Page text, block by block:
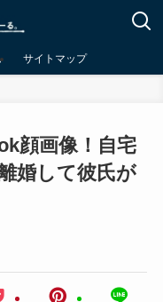
サイトマップ
顔画像！自宅
婚して彼氏が